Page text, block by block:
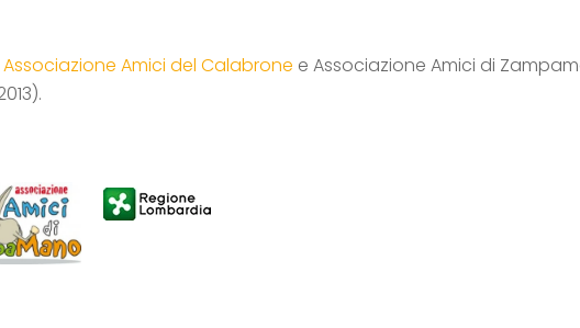
Associazione Amici del Calabrone e Associazione Amici di